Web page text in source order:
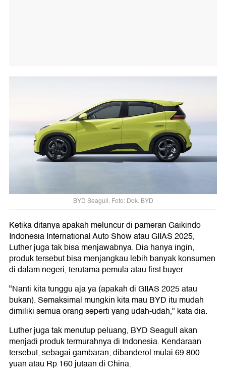
BYD Seagull. Foto: Dok. BYD
Ketika ditanya apakah meluncur di pameran Gaikindo
Indonesia International Auto Show atau GIIAS 2025,
Luther juga tak bisa menjawabnya. Dia hanya ingin,
produk tersebut bisa menjangkau lebih banyak konsumen
di dalam negeri, terutama pemula atau first buyer.
"Nanti kita tunggu aja ya (apakah di GIIAS 2025 atau
bukan). Semaksimal mungkin kita mau BYD itu mudah
dimiliki semua orang seperti yang udah-udah," kata dia.
Luther juga tak menutup peluang, BYD Seagull akan
menjadi produk termurahnya di Indonesia. Kendaraan
tersebut, sebagai gambaran, dibanderol mulai 69.800
yuan atau Rp 160 jutaan di China.